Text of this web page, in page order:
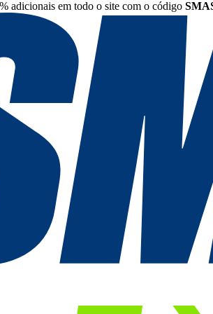
adicionais em todo o site com o código